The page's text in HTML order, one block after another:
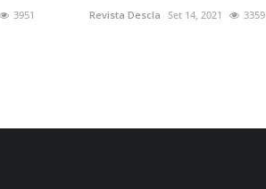
3951 Revista Descla Set 14, 2021 3359